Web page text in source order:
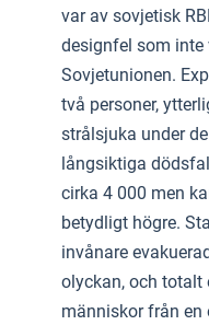
var av sovjetisk
designfel som
Sovjetunionen.
två personer,
strålsjuka under
långsiktiga
cirka 4 000 men
betydligt högre.
invånare
olyckan, och totalt
människor från en